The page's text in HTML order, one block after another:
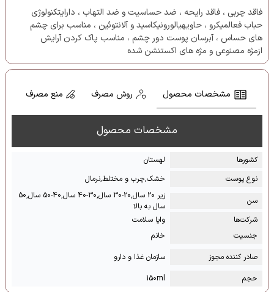
فاقد چربی ، فاقد رایحه ، ضد حساسیت و ضد التهاب ، دارایتکنولوژی
حباب فعالمیکرو ، حاویهیالورونیکاسید و آلانتوئین ، مناسب برای چشم
های حساس ، آبرسان پوست دور چشم ، مناسب پاک کردن آرایش
ازمژه مصنوعی و مژه های اکستنشن شده
مشخصات محصول روش مصرف منع مصرف
مشخصات محصول
کشور‌ها
لهستان
نوع پوست
خشک,چرب و مختلط,نرمال
سن
زیر 20 سال,20-30 سال,30-40 سال,40-50 سال,50
سال به بالا
شرکت‌ها
وایا سلامت
جنسیت
خانم
صادر کننده مجوز
سازمان غذا و دارو
حجم
150ml